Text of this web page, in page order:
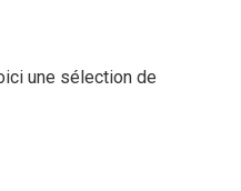
une sélection de